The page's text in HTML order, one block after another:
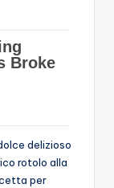
delizioso
rotolo alla
per